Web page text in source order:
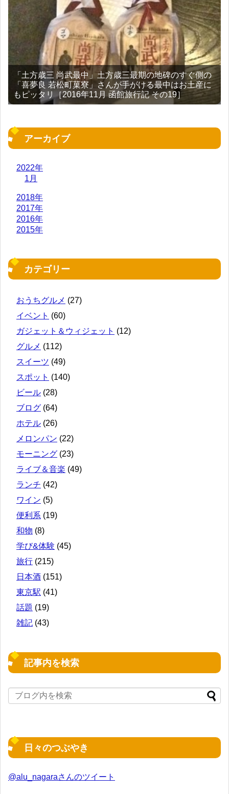
「土方歳三 尚武最中」土方歳三最期の地碑のすぐ側の
「喜夢良 若松町菓寮」さんが手がける最中はお土産に
もピッタリ［2016年11月 函館旅行記 その19］
アーカイブ
2022年
1月
2018年
2017年
2016年
2015年
カテゴリー
おうちグルメ (27)
イベント (60)
ガジェット＆ウィジェット (12)
グルメ (112)
スイーツ (49)
スポット (140)
ビール (28)
ブログ (64)
ホテル (26)
メロンパン (22)
モーニング (23)
ライブ＆音楽 (49)
ランチ (42)
ワイン (5)
便利系 (19)
和物 (8)
学び&体験 (45)
旅行 (215)
日本酒 (151)
東京駅 (41)
話題 (19)
雑記 (43)
記事内を検索
日々のつぶやき
@alu_nagaraさんのツイート